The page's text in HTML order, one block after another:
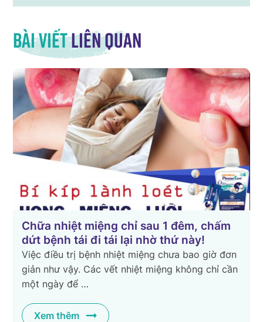
Bài viếtliên quan
Chữa nhiệt miệng chỉ sau 1 đêm, chấm
dứt bệnh tái đi tái lại nhờ thứ này!
Việc điều trị bệnh nhiệt miệng chưa bao giờ đơn
giản như vậy. Các vết nhiệt miệng không chỉ cần
một ngày để …
Xem thêm